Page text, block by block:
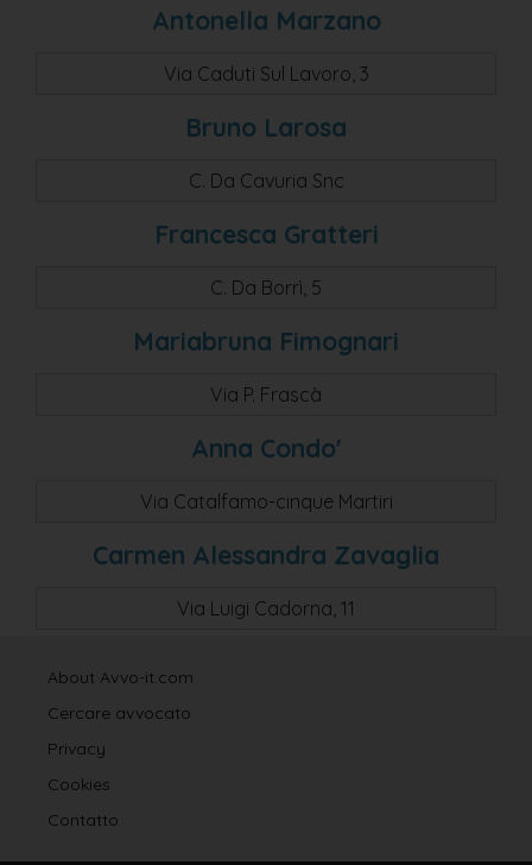
Antonella Marzano
Via Caduti Sul Lavoro, 3
Bruno Larosa
C. Da Cavuria Snc
Francesca Gratteri
C. Da Borrì, 5
Mariabruna Fimognari
Via P. Frascà
Anna Condo'
Via Catalfamo-cinque Martiri
Carmen Alessandra Zavaglia
Via Luigi Cadorna, 11
About Avvo-it.com
Cercare avvocato
Privacy
Cookies
Contatto